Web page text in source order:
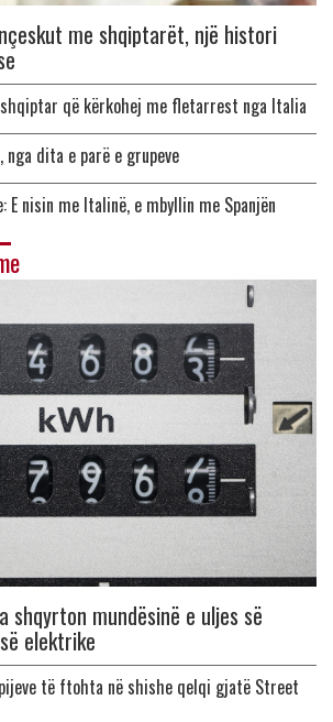
me shqiptarët, një histori
që kërkohej me fletarrest nga Italia
nga dita e parë e grupeve
E nisin me Italinë, e mbyllin me Spanjën
shqyrton mundësinë e uljes së
elektrike
të ftohta në shishe qelqi gjatë Street